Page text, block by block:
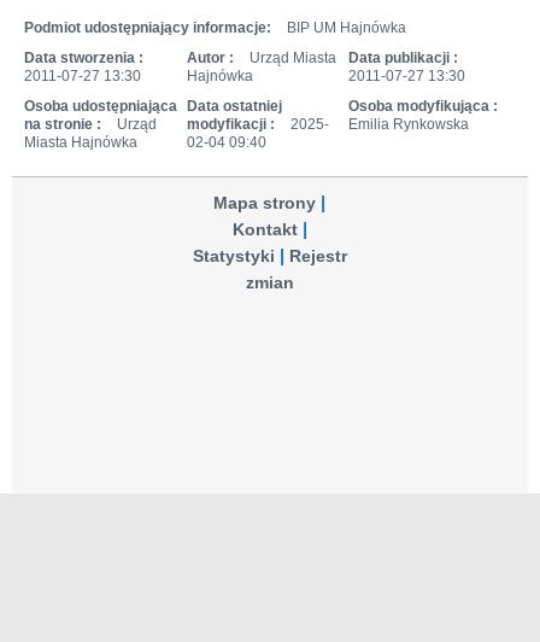
Podmiot udostępniający informacje:
BIP UM Hajnówka
Data stworzenia :
2011-07-27 13:30
Autor :
Urząd Miasta
Hajnówka
Data publikacji :
2011-07-27 13:30
Osoba udostępniająca
na stronie :
Urząd
Miasta Hajnówka
Data ostatniej
modyfikacji :
2025-
02-04 09:40
Osoba modyfikująca :
Emilia Rynkowska
Mapa strony
Kontakt
Statystyki
Rejestr
zmian